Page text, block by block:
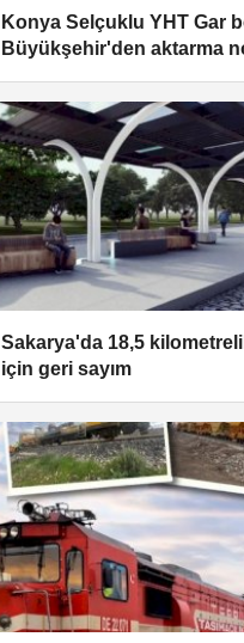
Konya Selçuklu YHT Gar
Büyükşehir'den aktarma
Sakarya'da 18,5
için geri sayım